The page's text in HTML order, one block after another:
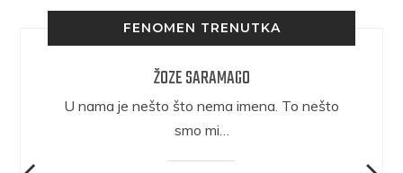
FENOMEN TRENUTKA
ŽOZE SARAMAGO
U nama je nešto što nema imena. To nešto
smo mi…